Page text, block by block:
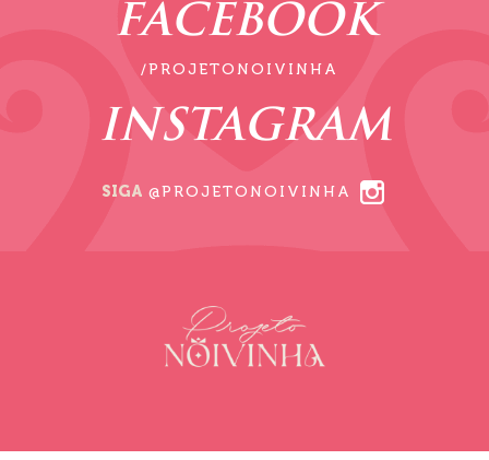
FACEBOOK
/PROJETONOIVINHA
INSTAGRAM
SIGA @PROJETONOIVINHA